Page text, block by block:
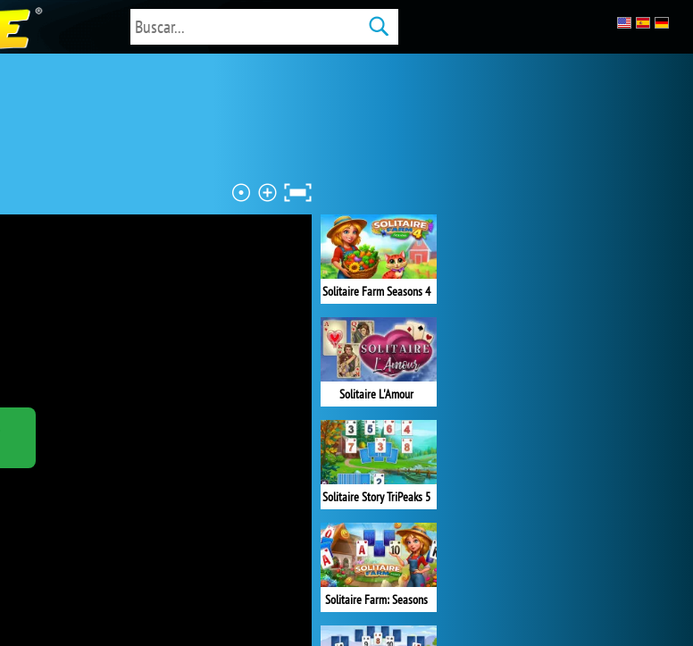
Solitaire Farm Seasons 4
Solitaire L'Amour
Solitaire Story TriPeaks 5
Solitaire Farm: Seasons